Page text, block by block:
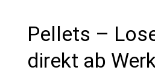
Pellets –
direkt ab